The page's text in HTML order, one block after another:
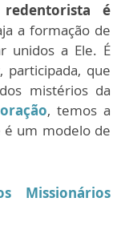
é
a formação de
unidos a Ele. É
participada, que
mistérios da
, temos a
é um modelo de
Missionários